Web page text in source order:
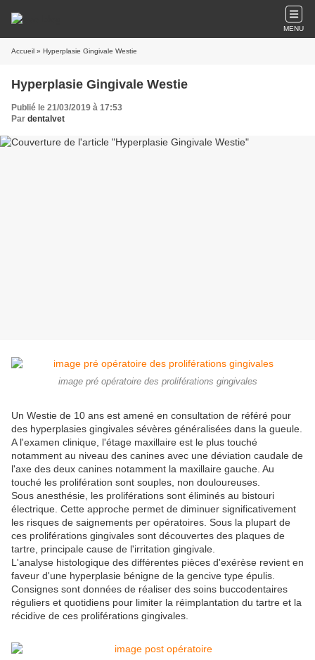
MENU
Accueil » Hyperplasie Gingivale Westie
Hyperplasie Gingivale Westie
Publié le 21/03/2019 à 17:53
Par dentalvet
image pré opératoire des proliférations gingivales
Un Westie de 10 ans est amené en consultation de référé pour
des hyperplasies gingivales sévères généralisées dans la gueule.
A l'examen clinique, l'étage maxillaire est le plus touché
notamment au niveau des canines avec une déviation caudale de
l'axe des deux canines notamment la maxillaire gauche. Au
touché les prolifération sont souples, non douloureuses.
Sous anesthésie, les proliférations sont éliminés au bistouri
électrique. Cette approche permet de diminuer significativement
les risques de saignements per opératoires. Sous la plupart de
ces proliférations gingivales sont découvertes des plaques de
tartre, principale cause de l'irritation gingivale.
L'analyse histologique des différentes pièces d'exérèse revient en
faveur d'une hyperplasie bénigne de la gencive type épulis.
Consignes sont données de réaliser des soins buccodentaires
réguliers et quotidiens pour limiter la réimplantation du tartre et la
récidive de ces proliférations gingivales.